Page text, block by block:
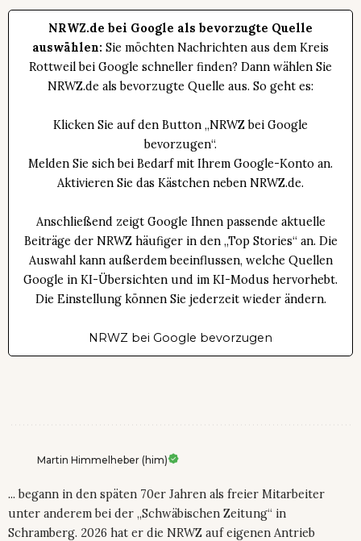
NRWZ.de bei Google als bevorzugte Quelle
auswählen: Sie möchten Nachrichten aus dem Kreis
Rottweil bei Google schneller finden? Dann wählen Sie
NRWZ.de als bevorzugte Quelle aus. So geht es:
Klicken Sie auf den Button „NRWZ bei Google
bevorzugen“.
Melden Sie sich bei Bedarf mit Ihrem Google-Konto an.
Aktivieren Sie das Kästchen neben NRWZ.de.
Anschließend zeigt Google Ihnen passende aktuelle
Beiträge der NRWZ häufiger in den „Top Stories“ an. Die
Auswahl kann außerdem beeinflussen, welche Quellen
Google in KI-Übersichten und im KI-Modus hervorhebt.
Die Einstellung können Sie jederzeit wieder ändern.
NRWZ bei Google bevorzugen
Martin Himmelheber (him)
... begann in den späten 70er Jahren als freier Mitarbeiter
unter anderem bei der „Schwäbischen Zeitung“ in
Schramberg. 2026 hat er die NRWZ auf eigenen Antrieb